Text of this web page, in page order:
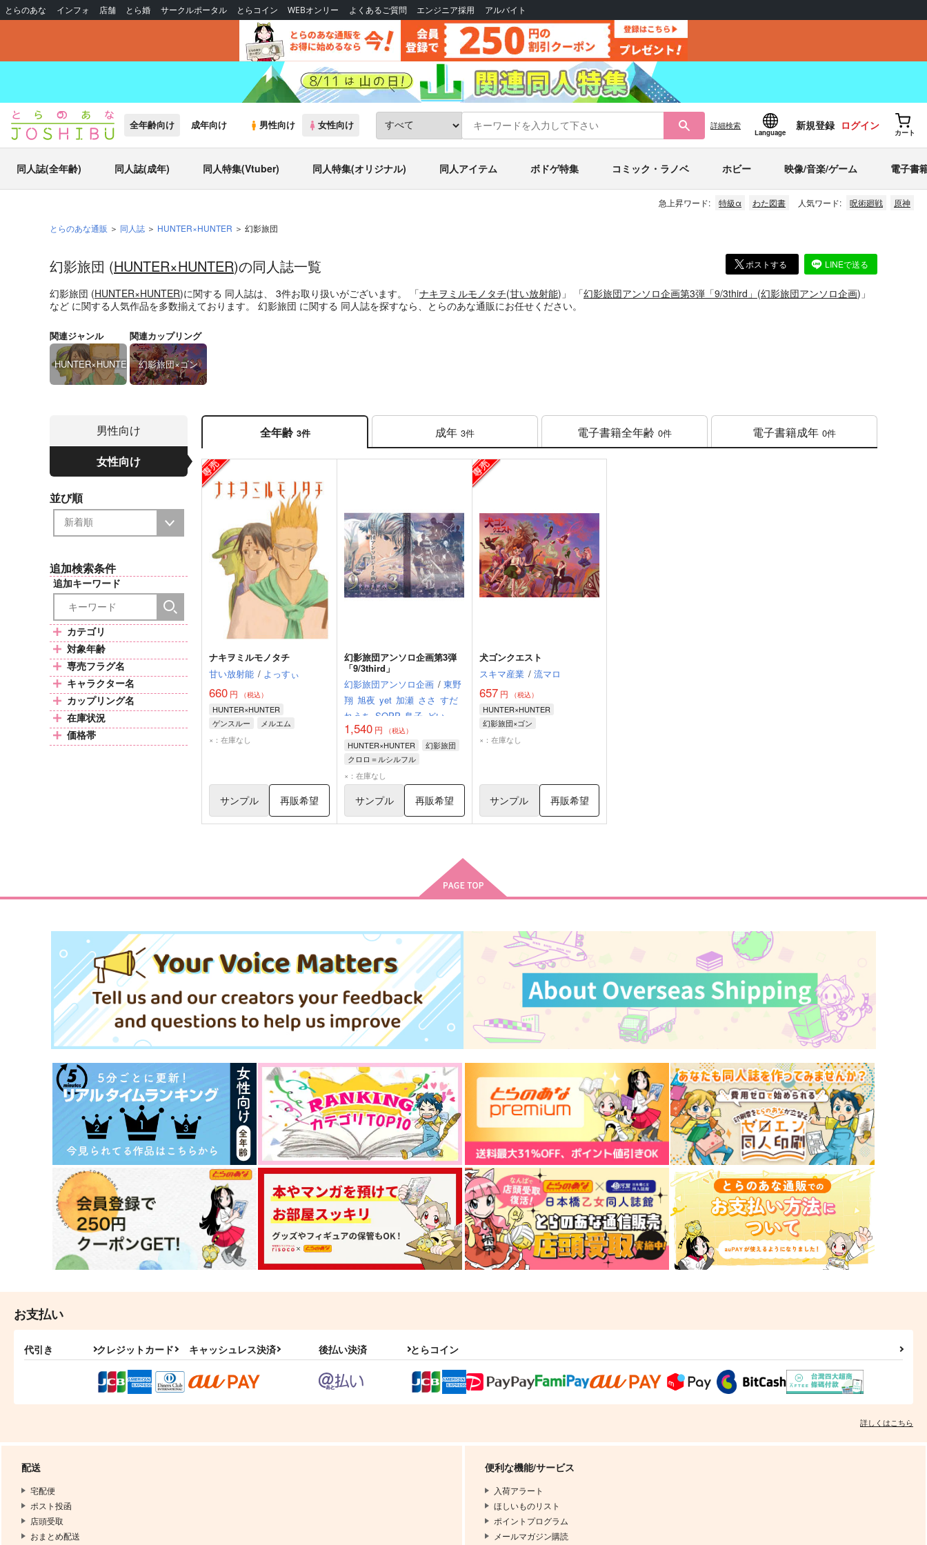
とらのあな インフォ 店舗 とら婚 サークルポータル とらコイン WEBオンリー よくあるご質問 エンジニア採用 アルバイト
全年齢向け 成年向け 男性向け 女性向け 詳細検索
Language
新規登録 ログイン
カート
同人誌(全年齢) 同人誌(成年) 同人特集(Vtuber) 同人特集(オリジナル) 同人アイテム ボドゲ特集 コミック・ラノベ ホビー 映像/音楽/ゲーム 電子書
急上昇ワード: 特級α わた図書 人気ワード: 呪術廻戦 原神
とらのあな通販 同人誌 HUNTER×HUNTER 幻影旅団
ポストする LINEで送る
幻影旅団 (HUNTER×HUNTER)の同人誌一覧
幻影旅団 (HUNTER×HUNTER)に関する 同人誌は、 3件お取り扱いがございます。 「ナキヲミルモノタチ(甘い放射能)」 「幻影旅団アンソロ企画第3弾「9/3third」 (幻影旅団アンソロ企画)」
など に関する人気作品を多数揃えております。 幻影旅団 に関する 同人誌を探すなら、とらのあな通販にお任せください。
関連ジャンル
HUNTER×HUNTER
関連カップリング
幻影旅団×ゴン
男性向け
女性向け
並び順
追加検索条件
追加キーワード
カテゴリ
対象年齢
専売フラグ名
キャラクター名
カップリング名
在庫状況
価格帯
全年齢 3件 成年 3件 電子書籍全年齢 0件 電子書籍成年 0件
ナキヲミルモノタチ
甘い放射能 / よっすぃ
660 円 （税込）
HUNTER×HUNTER
ゲンスルー
メルエム
幻影旅団
×：在庫なし
サンプル 再販希望
幻影旅団アンソロ企画第3弾
「9/3third」
幻影旅団アンソロ企画 / 東野
翔 旭夜 yet 加瀬 ささ すだ
れうち SOPP 鳥子 どい
池 松 よっしー
1,540円 （税込）
HUNTER×HUNTER
幻影旅団
クロロ＝ルシルフル
ヒソカ＝モロウ
×：在庫なし
サンプル 再販希望
犬ゴンクエスト
スキマ産業 / 流マロ
657円 （税込）
HUNTER×HUNTER
幻影旅団×ゴン
ゴン＝フリークス
×：在庫なし
サンプル 再販希望
お支払い
代引き クレジットカード キャッシュレス決済 後払い決済 とらコイン
詳しくはこちら
配送
宅配便
ポスト投函
店頭受取
おまとめ配送
便利な機能/サービス
入荷アラート
ほしいものリスト
ポイントプログラム
メールマガジン購読